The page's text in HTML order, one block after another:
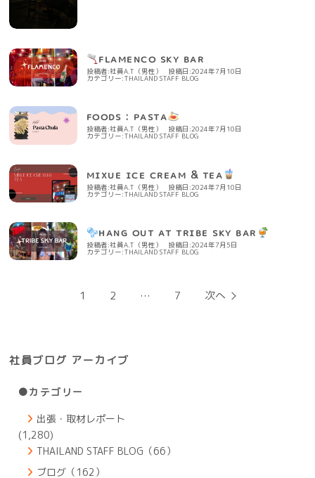
ꜰʟᴀᴍᴇɴᴄᴏ ꜱᴋʏ ʙᴀʀ
投稿者:社員A.T（男性） 投稿日:2024年7月10日
カテゴリー:THAILAND STAFF BLOG
ꜰᴏᴏᴅꜱ : ᴘᴀꜱᴛᴀ
投稿者:社員A.T（男性） 投稿日:2024年7月10日
カテゴリー:THAILAND STAFF BLOG
ᴍɪxᴜᴇ ɪᴄᴇ ᴄʀᴇᴀᴍ & ᴛᴇᴀ
投稿者:社員A.T（男性） 投稿日:2024年7月10日
カテゴリー:THAILAND STAFF BLOG
ʜᴀɴɢ ᴏᴜᴛ ᴀᴛ ᴛʀɪʙᴇ ꜱᴋʏ ʙᴀʀ
投稿者:社員A.T（男性） 投稿日:2024年7月5日
カテゴリー:THAILAND STAFF BLOG
ジ
送
1 2 … 7 次へ
社員ブログ アーカイブ
●カテゴリー
出張・取材レポート
(1,280)
THAILAND STAFF BLOG（66）
ブログ（162）